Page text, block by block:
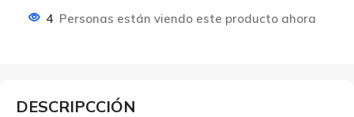
4 Personas están viendo este producto ahora
DESCRIPCCIÓN